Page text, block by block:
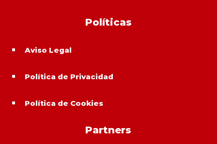
Políticas
^ Aviso Legal
^ Política de Privacidad
^ Política de Cookies
Partners